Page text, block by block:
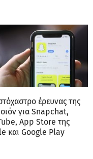
έρευνας της
για Snapchat,
App Store της
και Google Play